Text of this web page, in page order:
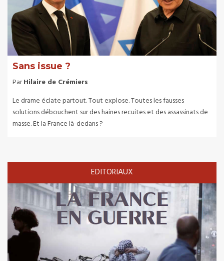
Sans issue ?
ParHilaire de Crémiers
Le drame éclate partout. Tout explose. Toutes les fausses
solutions débouchent sur des haines recuites et des assassinats de
masse. Et la France là-dedans ?
EDITORIAUX